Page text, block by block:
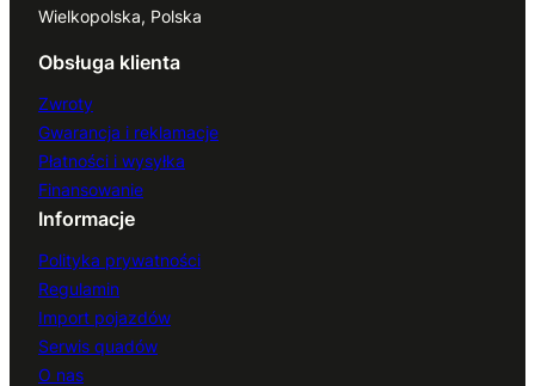
Wielkopolska, Polska
Obsługa klienta
Zwroty
Gwarancja i reklamacje
Płatności i wysyłka
Finansowanie
Informacje
Polityka prywatności
Regulamin
Import pojazdów
Serwis quadów
O nas